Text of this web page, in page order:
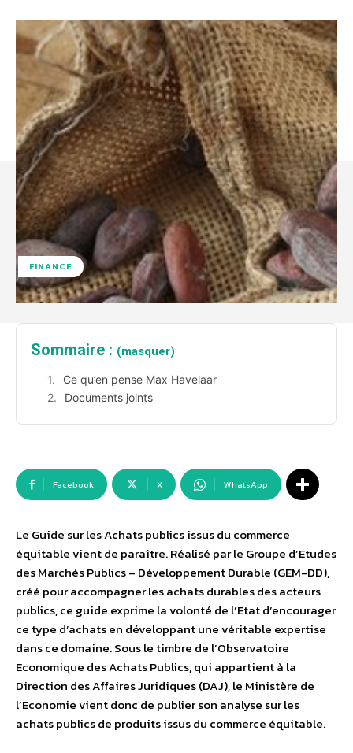
FINANCE
Sommaire : (masquer)
Ce qu’en pense Max Havelaar
Documents joints
Facebook X WhatsApp
Le Guide sur les Achats publics issus du commerce
équitable vient de paraître. Réalisé par le Groupe d’Etudes
des Marchés Publics – Développement Durable (GEM-DD),
créé pour accompagner les achats durables des acteurs
publics, ce guide exprime la volonté de l’Etat d’encourager
ce type d’achats en développant une véritable expertise
dans ce domaine. Sous le timbre de l’Observatoire
Economique des Achats Publics, qui appartient à la
Direction des Affaires Juridiques (DAJ), le Ministère de
l’Economie vient donc de publier son analyse sur les
achats publics de produits issus du commerce équitable.